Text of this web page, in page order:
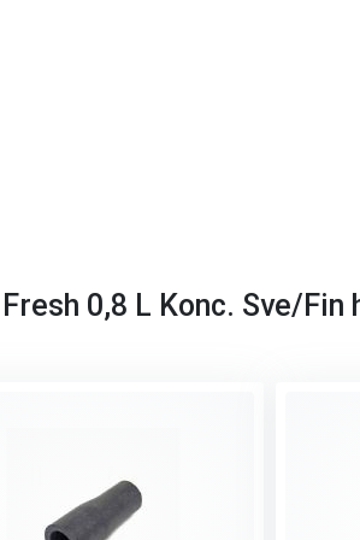
0,8 L Konc. Sve/